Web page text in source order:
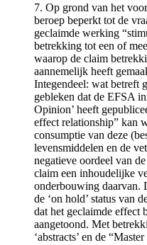
7. Op grond van het
beroep beperkt tot de
geclaimde werking
betrekking tot een of
waarop de claim
aannemelijk heeft
Integendeel: wat betreft
gebleken dat de EFSA
Opinion’ heeft
effect relationship” kan
consumptie van deze
levensmiddelen en de
negatieve oordeel van
claim een inhoudelijke
onderbouwing daarvan.
de ‘on hold’ status van
dat het geclaimde effect
aangetoond. Met
‘abstracts’ en de